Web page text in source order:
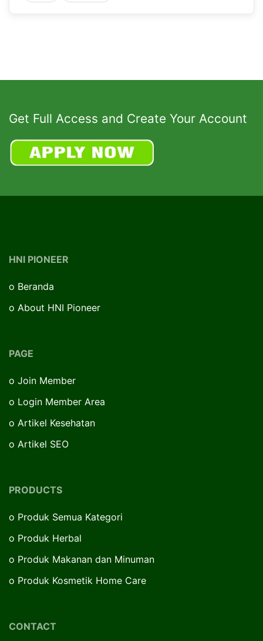
Get Full Access and Create Your Account
HNI PIONEER
o Beranda
o About HNI Pioneer
PAGE
o Join Member
o Login Member Area
o Artikel Kesehatan
o Artikel SEO
PRODUCTS
o Produk Semua Kategori
o Produk Herbal
o Produk Makanan dan Minuman
o Produk Kosmetik Home Care
CONTACT